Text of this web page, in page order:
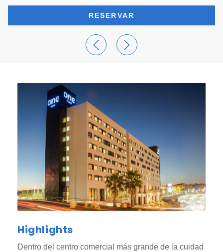
RESERVAR
Highlights
Dentro del centro comercial más grande de la cuidad